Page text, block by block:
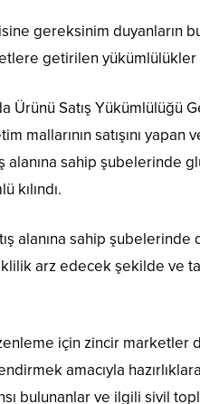
gereksinim duyanların
getirilen
Ürünü Satış Yükümlülüğü
mallarının satışını yapan
sahip şubelerinde
kılındı.
alanına sahip
arz edecek şekilde ve
için zincir marketler
amacıyla
bulunanlar ve ilgili sivil